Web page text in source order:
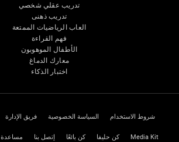
تدريب عقلي شخصي
تدريب ذهنى
العاب الرياضيات الممتعة
فهم القراءة
الأطفال الموهوبون
معارك الدماغ
اختبار الذكاء
شروط الاستخدام السياسة الخصوصية فريق الإدارة
Media Kit كن حليفا كن بائعًا إتصل بنا مساعدة